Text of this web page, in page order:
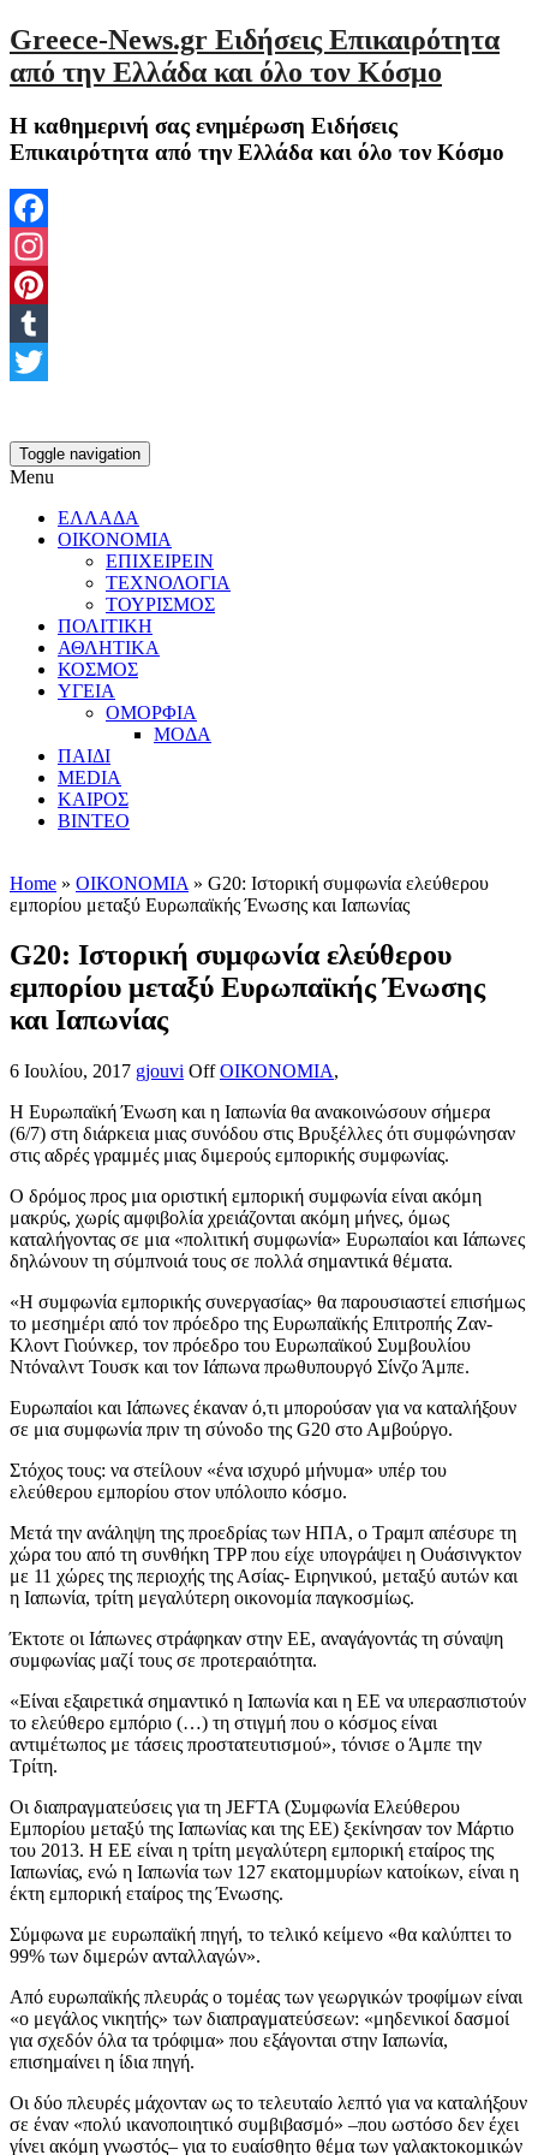
Greece-News.gr Ειδήσεις Επικαιρότητα
από την Ελλάδα και όλο τον Κόσμο
Η καθημερινή σας ενημέρωση Ειδήσεις
Επικαιρότητα από την Ελλάδα και όλο τον Κόσμο
Facebook
Instagram
Pinterest
Tumblr
Toggle navigation
Menu
ΕΛΛΑΔΑ
ΟΙΚΟΝΟΜΙΑ
ΕΠΙΧΕΙΡΕΙΝ
ΤΕΧΝΟΛΟΓΙΑ
ΤΟΥΡΙΣΜΟΣ
ΠΟΛΙΤΙΚΗ
ΑΘΛΗΤΙΚΑ
ΚΟΣΜΟΣ
ΥΓΕΙΑ
ΟΜΟΡΦΙΑ
ΜΟΔΑ
ΠΑΙΔΙ
MEDIA
ΚΑΙΡΟΣ
ΒΙΝΤΕΟ
Home » ΟΙΚΟΝΟΜΙΑ » G20: Ιστορική συμφωνία ελεύθερου
εμπορίου μεταξύ Ευρωπαϊκής Ένωσης και Ιαπωνίας
G20: Ιστορική συμφωνία ελεύθερου
εμπορίου μεταξύ Ευρωπαϊκής Ένωσης
και Ιαπωνίας
6 Ιουλίου, 2017 gjouvi Off ΟΙΚΟΝΟΜΙΑ,
Η Ευρωπαϊκή Ένωση και η Ιαπωνία θα ανακοινώσουν σήμερα
(6/7) στη διάρκεια μιας συνόδου στις Βρυξέλλες ότι συμφώνησαν
στις αδρές γραμμές μιας διμερούς εμπορικής συμφωνίας.
Ο δρόμος προς μια οριστική εμπορική συμφωνία είναι ακόμη
μακρύς, χωρίς αμφιβολία χρειάζονται ακόμη μήνες, όμως
καταλήγοντας σε μια «πολιτική συμφωνία» Ευρωπαίοι και Ιάπωνες
δηλώνουν τη σύμπνοιά τους σε πολλά σημαντικά θέματα.
«Η συμφωνία εμπορικής συνεργασίας» θα παρουσιαστεί επισήμως
το μεσημέρι από τον πρόεδρο της Ευρωπαϊκής Επιτροπής Ζαν-
Κλοντ Γιούνκερ, τον πρόεδρο του Ευρωπαϊκού Συμβουλίου
Ντόναλντ Τουσκ και τον Ιάπωνα πρωθυπουργό Σίνζο Άμπε.
Ευρωπαίοι και Ιάπωνες έκαναν ό,τι μπορούσαν για να καταλήξουν
σε μια συμφωνία πριν τη σύνοδο της G20 στο Αμβούργο.
Στόχος τους: να στείλουν «ένα ισχυρό μήνυμα» υπέρ του
ελεύθερου εμπορίου στον υπόλοιπο κόσμο.
Μετά την ανάληψη της προεδρίας των ΗΠΑ, ο Τραμπ απέσυρε τη
χώρα του από τη συνθήκη TPP που είχε υπογράψει η Ουάσινγκτον
με 11 χώρες της περιοχής της Ασίας- Ειρηνικού, μεταξύ αυτών και
η Ιαπωνία, τρίτη μεγαλύτερη οικονομία παγκοσμίως.
Έκτοτε οι Ιάπωνες στράφηκαν στην ΕΕ, αναγάγοντάς τη σύναψη
συμφωνίας μαζί τους σε προτεραιότητα.
«Είναι εξαιρετικά σημαντικό η Ιαπωνία και η ΕΕ να υπερασπιστούν
το ελεύθερο εμπόριο (…) τη στιγμή που ο κόσμος είναι
αντιμέτωπος με τάσεις προστατευτισμού», τόνισε ο Άμπε την
Τρίτη.
Οι διαπραγματεύσεις για τη JEFTA (Συμφωνία Ελεύθερου
Εμπορίου μεταξύ της Ιαπωνίας και της ΕΕ) ξεκίνησαν τον Μάρτιο
του 2013. Η ΕΕ είναι η τρίτη μεγαλύτερη εμπορική εταίρος της
Ιαπωνίας, ενώ η Ιαπωνία των 127 εκατομμυρίων κατοίκων, είναι η
έκτη εμπορική εταίρος της Ένωσης.
Σύμφωνα με ευρωπαϊκή πηγή, το τελικό κείμενο «θα καλύπτει το
99% των διμερών ανταλλαγών».
Από ευρωπαϊκής πλευράς ο τομέας των γεωργικών τροφίμων είναι
«ο μεγάλος νικητής» των διαπραγματεύσεων: «μηδενικοί δασμοί
για σχεδόν όλα τα τρόφιμα» που εξάγονται στην Ιαπωνία,
επισημαίνει η ίδια πηγή.
Οι δύο πλευρές μάχονταν ως το τελευταίο λεπτό για να καταλήξουν
σε έναν «πολύ ικανοποιητικό συμβιβασμό» –που ωστόσο δεν έχει
γίνει ακόμη γνωστός– για το ευαίσθητο θέμα των γαλακτοκομικών